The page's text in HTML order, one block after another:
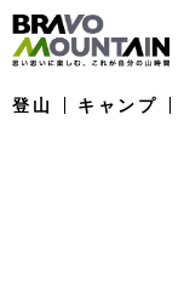
登山 キャンプ